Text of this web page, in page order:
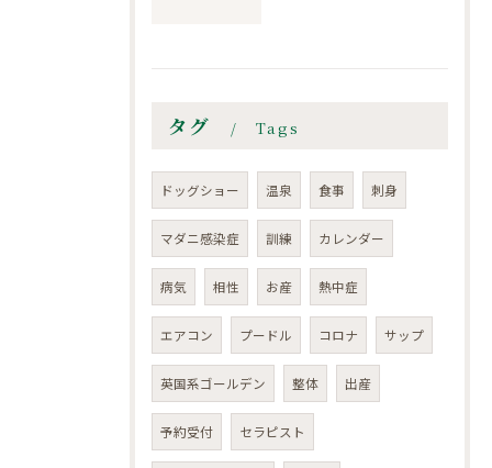
タグ Tags
ドッグショー 温泉 食事 刺身
マダニ感染症 訓練 カレンダー
病気 相性 お産 熱中症
エアコン プードル コロナ サップ
英国系ゴールデン 整体 出産
予約受付 セラピスト